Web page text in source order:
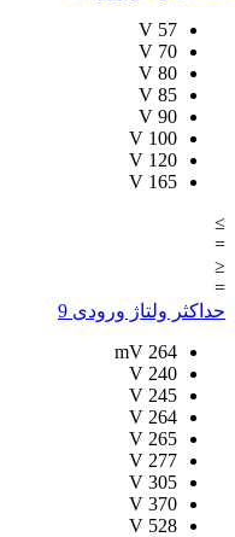
57
V
70
V
80
V
85
V
90
V
100
V
120
V
165
V
≥
=
≤
=
حداکثر ولتاژ ورودی 9
264
mV
240
V
245
V
264
V
265
V
277
V
305
V
370
V
528
V